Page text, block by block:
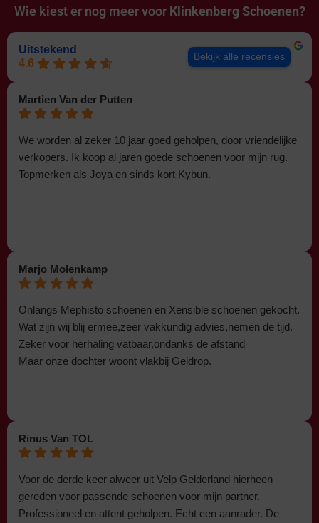
Wie kiest er nog meer voor Klinkenberg Schoenen?
Uitstekend
4.6
Bekijk alle recensies
Martien Van der Putten
We worden al zeker 10 jaar goed geholpen, door vriendelijke
verkopers. Ik koop al jaren goede schoenen voor mijn rug.
Topmerken als Joya en sinds kort Kybun.
Marjo Molenkamp
Onlangs Mephisto schoenen en Xensible schoenen gekocht.
Wat zijn wij blij ermee,zeer vakkundig advies,nemen de tijd.
Zeker voor herhaling vatbaar,ondanks de afstand
Maar onze dochter woont vlakbij Geldrop.
Rinus Van TOL
Voor de derde keer alweer uit Velp Gelderland hierheen
gereden voor passende schoenen voor mijn partner.
Professioneel en attent geholpen. Echt een aanrader. De